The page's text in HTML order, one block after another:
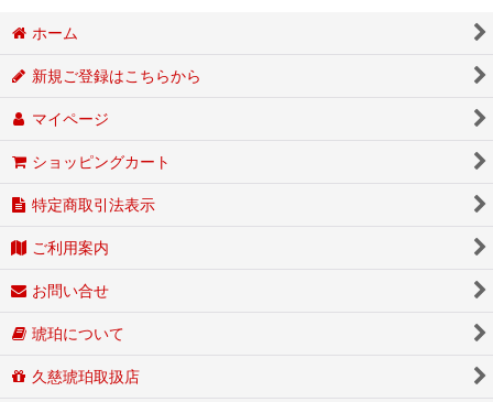
ホーム
新規ご登録はこちらから
マイページ
ショッピングカート
特定商取引法表示
ご利用案内
お問い合せ
琥珀について
久慈琥珀取扱店